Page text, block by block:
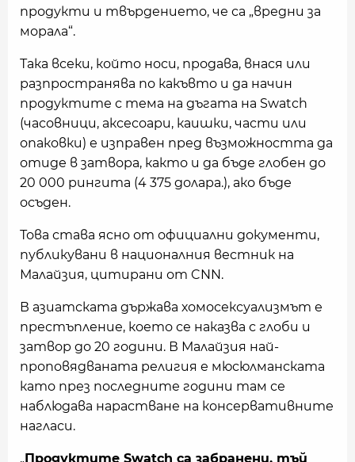
продукти и твърдението, че са „вредни за
морала“.
Така всеки, който носи, продава, внася или
разпространява по какъвто и да начин
продуктите с тема на дъгата на Swatch
(часовници, аксесоари, каишки, части или
опаковки) е изправен пред възможността да
отиде в затвора, както и да бъде глобен до
20 000 рингита (4 375 долара.), ако бъде
осъден.
Това става ясно от официални документи,
публикувани в националния вестник на
Малайзия, цитирани от CNN.
В азиатската държава хомосексуализмът е
престъпление, което се наказва с глоби и
затвор до 20 години. В Малайзия най-
проповядваната религия е мюсюлманската
като през последните години там се
наблюдава нарастване на консервативните
нагласи.
„Продуктите Swatch са забранени, тъй